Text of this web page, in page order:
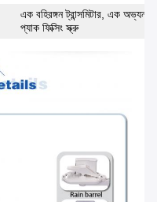
এক বহিরঙ্গন ট্রান্সমিটার, এক
প্যাক ফিক্সিং স্ক্রু